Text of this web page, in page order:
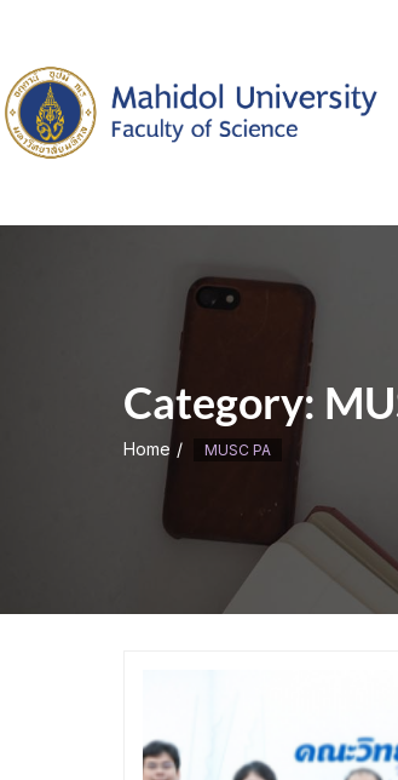
content
Category:
Home MUSC PA